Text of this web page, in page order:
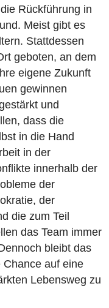
Rückführung in
Meist gibt es
Stattdessen
geboten, an dem
eigene Zukunft
gewinnen
und
dass die
in die Hand
in der
innerhalb der
der
der
die zum Teil
das Team immer
bleibt das
auf eine
Lebensweg zu